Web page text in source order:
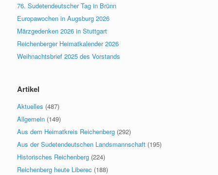
76. Sudetendeutscher Tag in Brünn
Europawochen in Augsburg 2026
Märzgedenken 2026 in Stuttgart
Reichenberger Heimatkalender 2026
Weihnachtsbrief 2025 des Vorstands
Artikel
Aktuelles (487)
Allgemein (149)
Aus dem Heimatkreis Reichenberg (292)
Aus der Sudetendeutschen Landsmannschaft (195)
Historisches Reichenberg (224)
Reichenberg heute Liberec (188)